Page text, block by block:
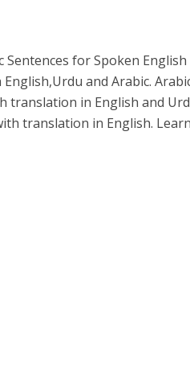
Sentences for Spoken
and Arabic.
translation in English and
translation in English.